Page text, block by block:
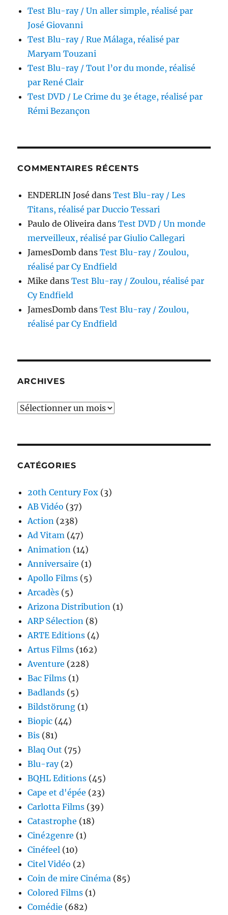
Test Blu-ray / Un aller simple, réalisé par
José Giovanni
Test Blu-ray / Rue Málaga, réalisé par
Maryam Touzani
Test Blu-ray / Tout l’or du monde, réalisé
par René Clair
Test DVD / Le Crime du 3e étage, réalisé par
Rémi Bezançon
COMMENTAIRES RÉCENTS
ENDERLIN José dansTest Blu-ray / Les
Titans, réalisé par Duccio Tessari
Paulo de Oliveira dansTest DVD / Un monde
merveilleux, réalisé par Giulio Callegari
JamesDomb dansTest Blu-ray / Zoulou,
réalisé par Cy Endfield
Mike dansTest Blu-ray / Zoulou, réalisé par
Cy Endfield
JamesDomb dansTest Blu-ray / Zoulou,
réalisé par Cy Endfield
ARCHIVES
Archives
CATÉGORIES
20th Century Fox (3)
AB Vidéo (37)
Action (238)
Ad Vitam (47)
Animation (14)
Anniversaire (1)
Apollo Films (5)
Arcadès (5)
Arizona Distribution (1)
ARP Sélection (8)
ARTE Editions (4)
Artus Films (162)
Aventure (228)
Bac Films (1)
Badlands (5)
Bildstörung (1)
Biopic (44)
Bis (81)
Blaq Out (75)
Blu-ray(2)
BQHL Editions (45)
Cape et d'épée (23)
Carlotta Films (39)
Catastrophe (18)
Ciné2genre (1)
Cinéfeel (10)
Citel Vidéo (2)
Coin de mire Cinéma (85)
Colored Films (1)
Comédie (682)